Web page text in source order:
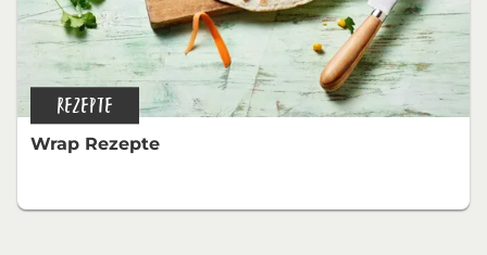
REZEPTE
Wrap Rezepte